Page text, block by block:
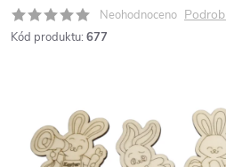
Neohodnoceno
Kód produktu: 677